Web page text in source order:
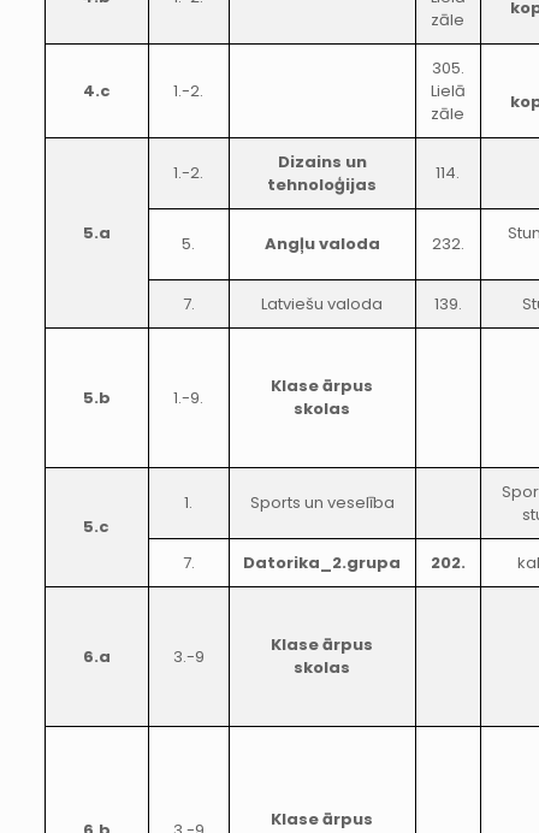
zāle
4.c 1.-2.
305.
Lielā
zāle
5.a
1.-2.
Dizains un
tehnoloģijas
114.
5. Angļu valoda 232.
7. Latviešu valoda 139.
5.b 1.-9.
Klase ārpus
skolas
5.c
1. Sports un veselība
7. Datorika_2.grupa 202.
6.a 3.-9
Klase ārpus
skolas
Klase ārpus